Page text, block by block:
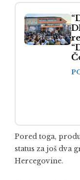
Pored toga,
status za još dva
Hercegovine.